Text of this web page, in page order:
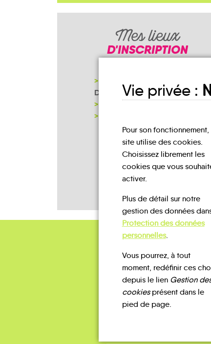
Mes lieux
D'INSCRIPTION
DES CRÊTES PRÉARDENNAIES
Vie privée :
Pour son
site utilise des cookies.
Choisissez librement les
cookies que vous
activer.
Plus de détail sur notre
gestion des données
Protection des données
personnelles.
Vous pourrez, à tout
moment, redéfinir ces
depuis le lien Gestion
cookiesprésent dans le
pied de page.